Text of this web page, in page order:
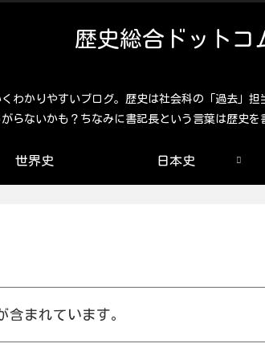
歴史総合ドットコ
わかりやすいブログ。歴史は社会科の「過去」
らないかも？ちなみに書記長という言葉は歴史を
世界史 日本史
含まれています。